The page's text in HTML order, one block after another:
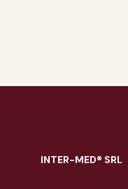
INTER-MED® SRL